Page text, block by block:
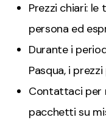
Prezzi chiari:
persona ed
Durante i
Pasqua, i
Contattaci per
pacchetti su